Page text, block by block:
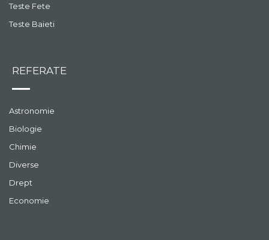
Teste Fete
Teste Baieti
REFERATE
Astronomie
Biologie
Chimie
Diverse
Drept
Economie